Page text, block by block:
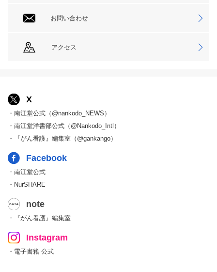
お問い合わせ
アクセス
X
・南江堂公式（@nankodo_NEWS）
・南江堂洋書部公式（@Nankodo_Intl）
・『がん看護』編集室（@gankango）
Facebook
・南江堂公式
・NurSHARE
note
・『がん看護』編集室
Instagram
・電子書籍 公式